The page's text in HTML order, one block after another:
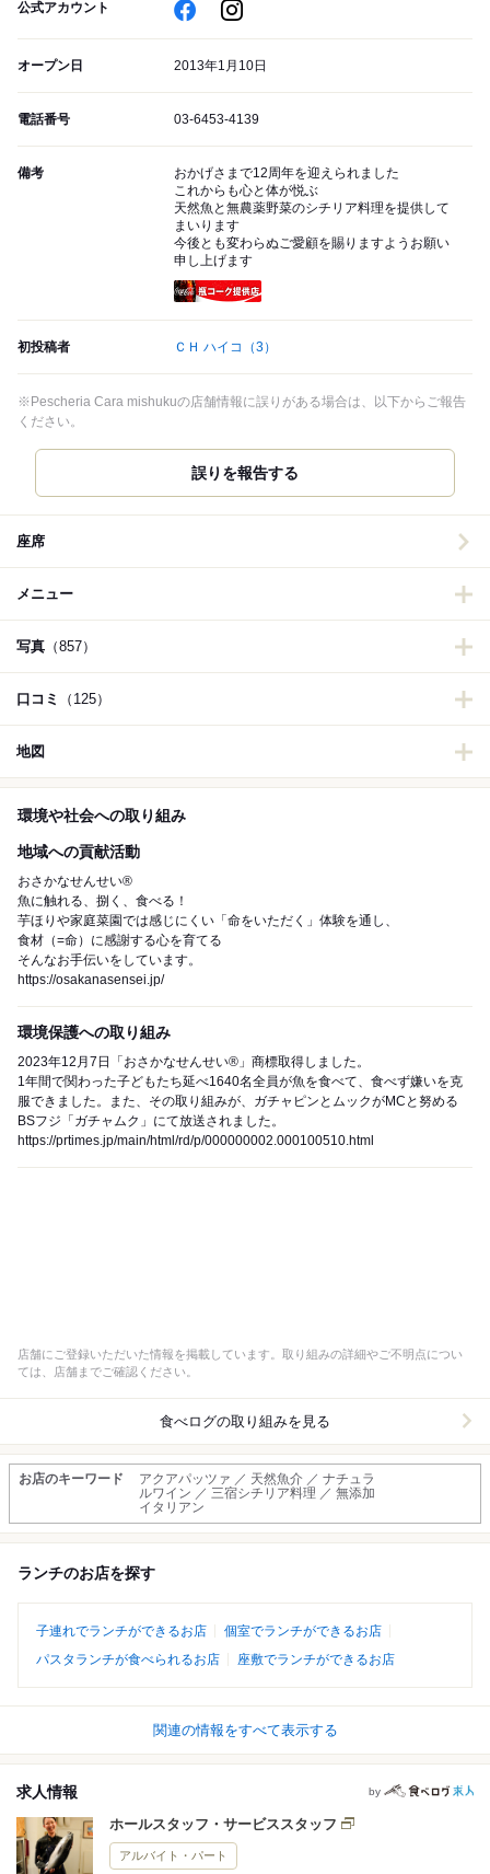
公式アカウント
オープン日 2013年1月10日
電話番号 03-6453-4139
備考
おかげさまで12周年を迎えられました
これからも心と体が悦ぶ
天然魚と無農薬野菜のシチリア料理を提供して
まいります
今後とも変わらぬご愛顧を賜りますようお願い
申し上げます
初投稿者 ＣＨ ハイコ （3）
※Pescheria Cara mishukuの店舗情報に誤りがある場合は、以下からご報告
ください。
誤りを報告する
座席
メニュー
写真 （857）
口コミ （125）
地図
環境や社会への取り組み
地域への貢献活動
おさかなせんせい®︎
魚に触れる、捌く、食べる！
芋ほりや家庭菜園では感じにくい「命をいただく」体験を通し、
食材（=命）に感謝する心を育てる
そんなお手伝いをしています。
https://osakanasensei.jp/
環境保護への取り組み
2023年12月7日「おさかなせんせい®︎」商標取得しました。
1年間で関わった子どもたち延べ1640名全員が魚を食べて、食べず嫌いを克
服できました。また、その取り組みが、ガチャピンとムックがMCと努める
BSフジ「ガチャムク」にて放送されました。
https://prtimes.jp/main/html/rd/p/000000002.000100510.html
店舗にご登録いただいた情報を掲載しています。取り組みの詳細やご不明点につい
ては、店舗までご確認ください。
食べログの取り組みを見る
お店のキーワード
アクアパッツァ ／ 天然魚介 ／ ナチュラ
ルワイン ／ 三宿シチリア料理 ／ 無添加
イタリアン
ランチのお店を探す
子連れでランチができるお店
個室でランチができるお店
パスタランチが食べられるお店
座敷でランチができるお店
関連の情報をすべて表示する
求人情報 by
ホールスタッフ・サービススタッフ
アルバイト・パート